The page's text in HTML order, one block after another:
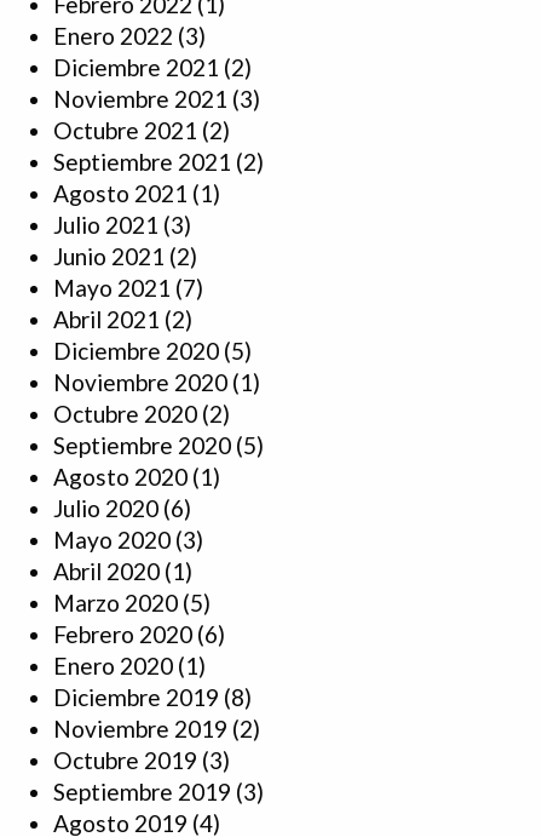
Enero 2022 (3)
Diciembre 2021 (2)
Noviembre 2021 (3)
Octubre 2021 (2)
Septiembre 2021 (2)
Agosto 2021 (1)
Julio 2021 (3)
Junio 2021 (2)
Mayo 2021 (7)
Abril 2021 (2)
Diciembre 2020 (5)
Noviembre 2020 (1)
Octubre 2020 (2)
Septiembre 2020 (5)
Agosto 2020 (1)
Julio 2020 (6)
Mayo 2020 (3)
Abril 2020 (1)
Marzo 2020 (5)
Febrero 2020 (6)
Enero 2020 (1)
Diciembre 2019 (8)
Noviembre 2019 (2)
Octubre 2019 (3)
Septiembre 2019 (3)
Agosto 2019 (4)